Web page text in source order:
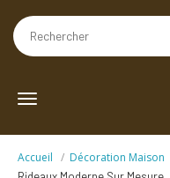
Toggle
Accueil Décoration Maison